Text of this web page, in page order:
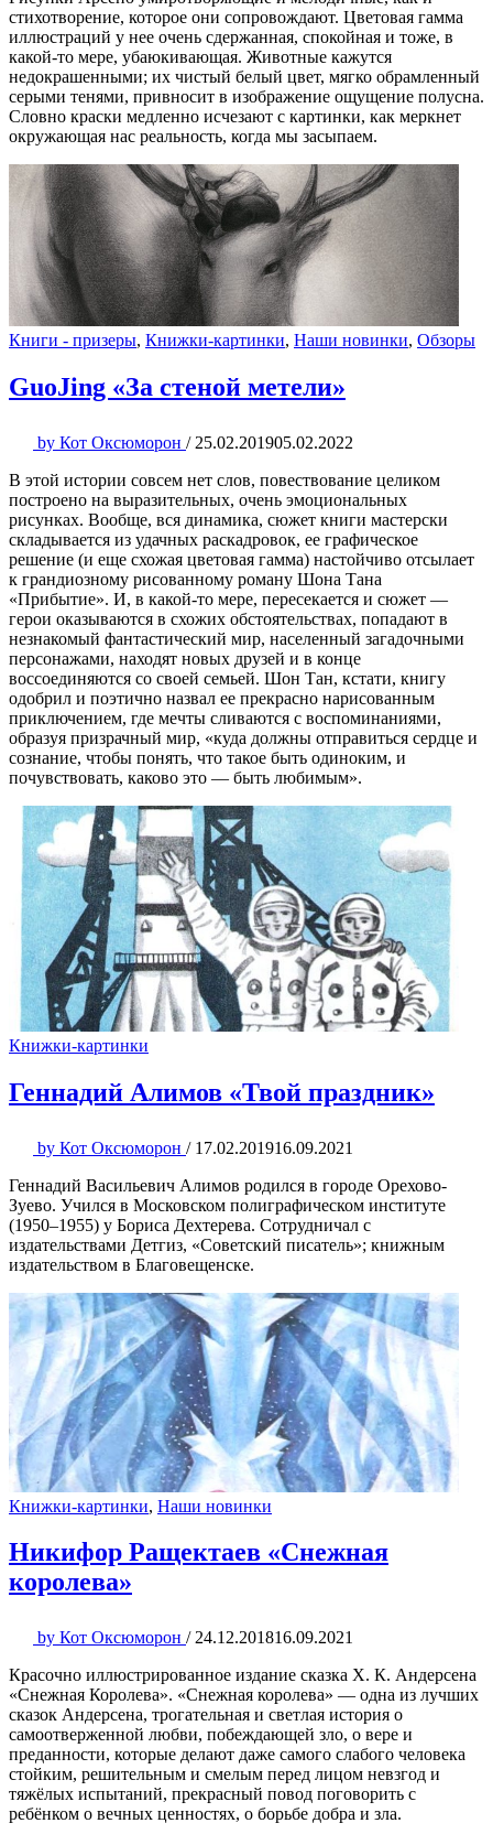
стихотворение, которое они сопровождают. Цветовая гамма
иллюстраций у нее очень сдержанная, спокойная и тоже, в
какой-то мере, убаюкивающая. Животные кажутся
недокрашенными; их чистый белый цвет, мягко обрамленный
серыми тенями, привносит в изображение ощущение полусна.
Словно краски медленно исчезают с картинки, как меркнет
окружающая нас реальность, когда мы засыпаем.
Книги - призеры, Книжки-картинки, Наши новинки, Обзоры
GuoJing «За стеной метели»
by Кот Оксюморон / 25.02.201905.02.2022
В этой истории совсем нет слов, повествование целиком
построено на выразительных, очень эмоциональных
рисунках. Вообще, вся динамика, сюжет книги мастерски
складывается из удачных раскадровок, ее графическое
решение (и еще схожая цветовая гамма) настойчиво отсылает
к грандиозному рисованному роману Шона Тана
«Прибытие». И, в какой-то мере, пересекается и сюжет —
герои оказываются в схожих обстоятельствах, попадают в
незнакомый фантастический мир, населенный загадочными
персонажами, находят новых друзей и в конце
воссоединяются со своей семьей. Шон Тан, кстати, книгу
одобрил и поэтично назвал ее прекрасно нарисованным
приключением, где мечты сливаются с воспоминаниями,
образуя призрачный мир, «куда должны отправиться сердце и
сознание, чтобы понять, что такое быть одиноким, и
почувствовать, каково это — быть любимым».
Книжки-картинки
Геннадий Алимов «Твой праздник»
by Кот Оксюморон / 17.02.201916.09.2021
Геннадий Васильевич Алимов родился в городе Орехово-
Зуево. Учился в Московском полиграфическом институте
(1950–1955) у Бориса Дехтерева. Сотрудничал с
издательствами Детгиз, «Советский писатель»; книжным
издательством в Благовещенске.
Книжки-картинки, Наши новинки
Никифор Ращектаев «Снежная
королева»
by Кот Оксюморон / 24.12.201816.09.2021
Красочно иллюстрированное издание сказка Х. К. Андерсена
«Снежная Королева». «Cнежная королева» — одна из лучших
сказок Андерсена, трогательная и светлая история о
самоотверженной любви, побеждающей зло, о вере и
преданности, которые делают даже самого слабого человека
стойким, решительным и смелым перед лицом невзгод и
тяжёлых испытаний, прекрасный повод поговорить с
ребёнком о вечных ценностях, о борьбе добра и зла.